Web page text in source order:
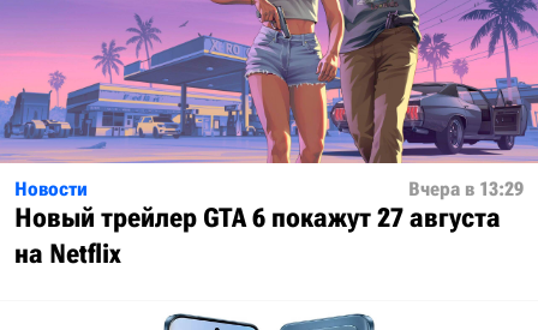
Новости Вчера в 13:29
Новый трейлер GTA 6 покажут 27 августа
на Netflix